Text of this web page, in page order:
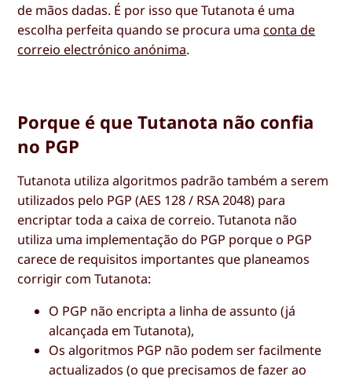
de mãos dadas. É por isso que Tutanota é uma
escolha perfeita quando se procura uma conta de
correio electrónico anónima.
Porque é que Tutanota não confia
no PGP
Tutanota utiliza algoritmos padrão também a serem
utilizados pelo PGP (AES 128 / RSA 2048) para
encriptar toda a caixa de correio. Tutanota não
utiliza uma implementação do PGP porque o PGP
carece de requisitos importantes que planeamos
corrigir com Tutanota:
O PGP não encripta a linha de assunto (já
alcançada em Tutanota),
Os algoritmos PGP não podem ser facilmente
actualizados (o que precisamos de fazer ao